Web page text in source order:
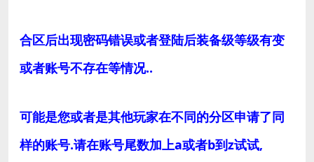
合区后出现密码错误或者登陆后装备级等级有变
或者账号不存在等情况..
可能是您或者是其他玩家在不同的分区申请了同
样的账号.请在账号尾数加上a或者b到z试试,